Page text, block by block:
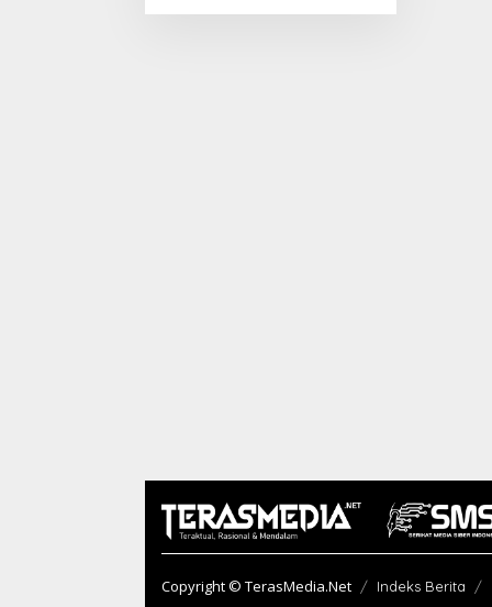
Program Turun
Copyright © TerasMedia.Net Indeks Berita